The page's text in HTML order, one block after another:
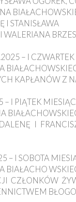
I STANISŁAWA
WALERIANA
– I
KAPŁANÓW Z
– I PIĄTEK
I
– I SOBOTA
BIAŁACHO
CZŁONKÓW